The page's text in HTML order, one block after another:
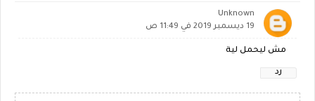
Unknown
19 ديسمبر 2019 في 11:49 ص
مش ليحمل لية
رد